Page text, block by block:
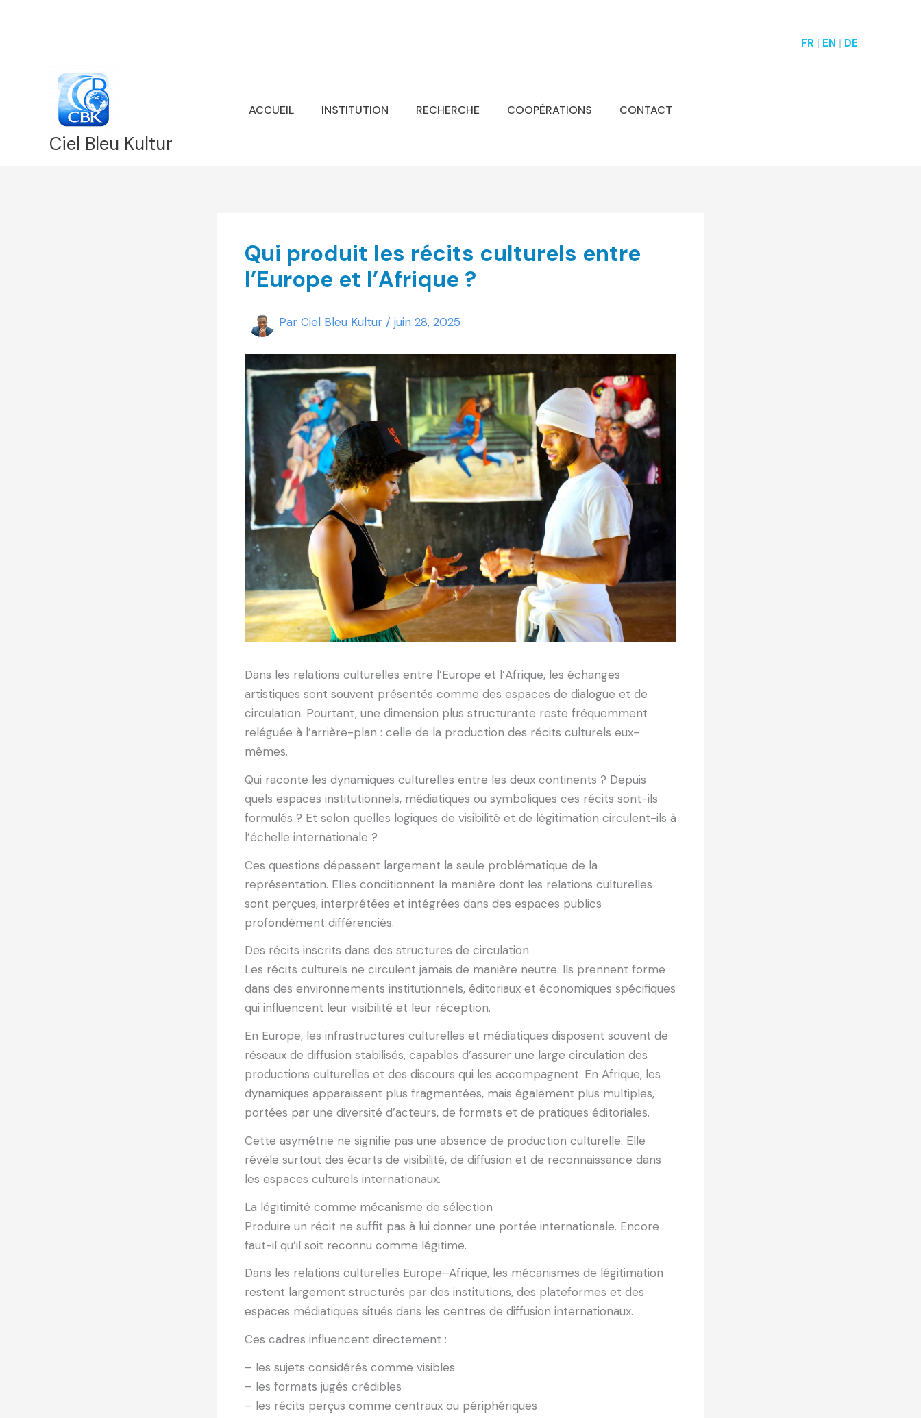
FR | EN | DE
Ciel Bleu Kultur
ACCUEIL INSTITUTION RECHERCHE COOPÉRATIONS CONTACT
Qui produit les récits culturels entre
l’Europe et l’Afrique ?
Par Ciel Bleu Kultur / juin 28, 2025
Dans les relations culturelles entre l’Europe et l’Afrique, les échanges
artistiques sont souvent présentés comme des espaces de dialogue et de
circulation. Pourtant, une dimension plus structurante reste fréquemment
reléguée à l’arrière-plan : celle de la production des récits culturels eux-
mêmes.
Qui raconte les dynamiques culturelles entre les deux continents ? Depuis
quels espaces institutionnels, médiatiques ou symboliques ces récits sont-ils
formulés ? Et selon quelles logiques de visibilité et de légitimation circulent-ils à
l’échelle internationale ?
Ces questions dépassent largement la seule problématique de la
représentation. Elles conditionnent la manière dont les relations culturelles
sont perçues, interprétées et intégrées dans des espaces publics
profondément différenciés.
Des récits inscrits dans des structures de circulation
Les récits culturels ne circulent jamais de manière neutre. Ils prennent forme
dans des environnements institutionnels, éditoriaux et économiques spécifiques
qui influencent leur visibilité et leur réception.
En Europe, les infrastructures culturelles et médiatiques disposent souvent de
réseaux de diffusion stabilisés, capables d’assurer une large circulation des
productions culturelles et des discours qui les accompagnent. En Afrique, les
dynamiques apparaissent plus fragmentées, mais également plus multiples,
portées par une diversité d’acteurs, de formats et de pratiques éditoriales.
Cette asymétrie ne signifie pas une absence de production culturelle. Elle
révèle surtout des écarts de visibilité, de diffusion et de reconnaissance dans
les espaces culturels internationaux.
La légitimité comme mécanisme de sélection
Produire un récit ne suffit pas à lui donner une portée internationale. Encore
faut-il qu’il soit reconnu comme légitime.
Dans les relations culturelles Europe–Afrique, les mécanismes de légitimation
restent largement structurés par des institutions, des plateformes et des
espaces médiatiques situés dans les centres de diffusion internationaux.
Ces cadres influencent directement :
– les sujets considérés comme visibles
– les formats jugés crédibles
– les récits perçus comme centraux ou périphériques